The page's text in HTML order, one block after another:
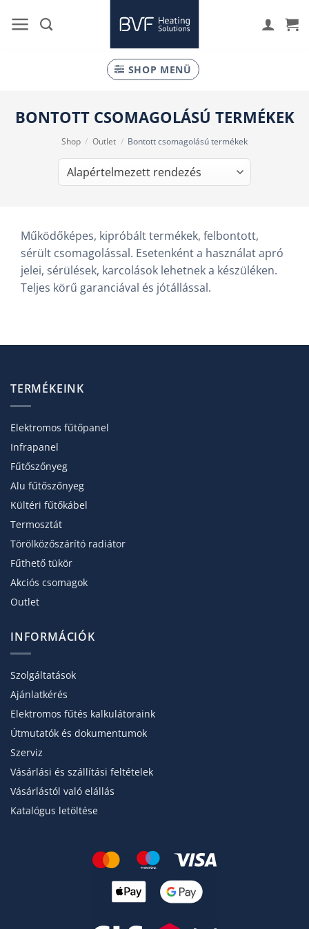
BONTOTT CSOMAGOLÁSÚ TERMÉKEK
Shop / Outlet / Bontott csomagolású termékek
SHOP MENÜ
Működőképes, kipróbált termékek, felbontott,
sérült csomagolással. Esetenként a használat apró
jelei, sérülések, karcolások lehetnek a készüléken.
Teljes körű garanciával és jótállással.
TERMÉKEINK
Elektromos fűtőpanel
Infrapanel
Fűtőszőnyeg
Alu fűtőszőnyeg
Kültéri fűtőkábel
Termosztát
Törölköző­szárító radiátor
Fűthető tükör
Akciós csomagok
Outlet
INFORMÁCIÓK
Szolgáltatások
Ajánlatkérés
Elektromos fűtés kalkulátoraink
Útmutatók és dokumentumok
Szerviz
Vásárlási és szállítási feltételek
Vásárlástól való elállás
Katalógus letöltése